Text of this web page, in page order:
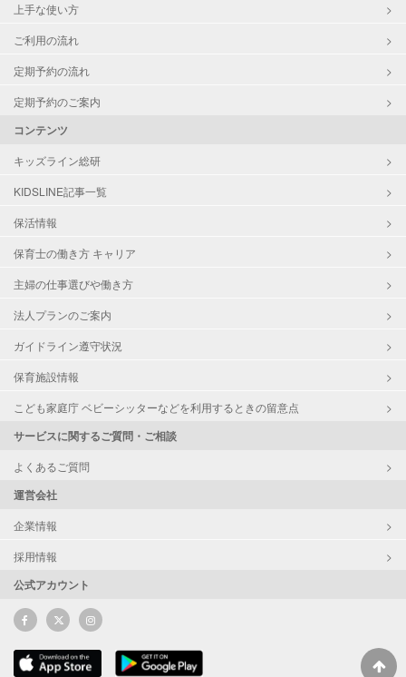
上手な使い方
ご利用の流れ
定期予約の流れ
定期予約のご案内
コンテンツ
キッズライン総研
KIDSLINE記事一覧
保活情報
保育士の働き方 キャリア
主婦の仕事選びや働き方
法人プランのご案内
ガイドライン遵守状況
保育施設情報
こども家庭庁 ベビーシッターなどを利用するときの留意点
サービスに関するご質問・ご相談
よくあるご質問
運営会社
企業情報
採用情報
公式アカウント